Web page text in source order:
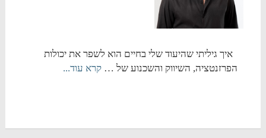
איך גיליתי שהיעוד שלי בחיים הוא לשפר את יכולות
הפרזנטציה, השיווק והשכנוע של … קרא עוד...